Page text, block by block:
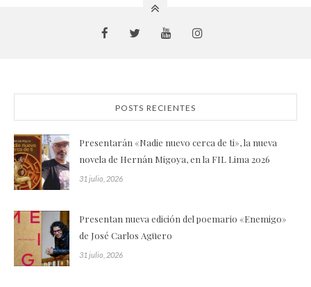
POSTS RECIENTES
Presentarán «Nadie nuevo cerca de ti», la nueva
novela de Hernán Migoya, en la FIL Lima 2026
31 julio, 2026
Presentan nueva edición del poemario «Enemigo»
de José Carlos Agüero
31 julio, 2026